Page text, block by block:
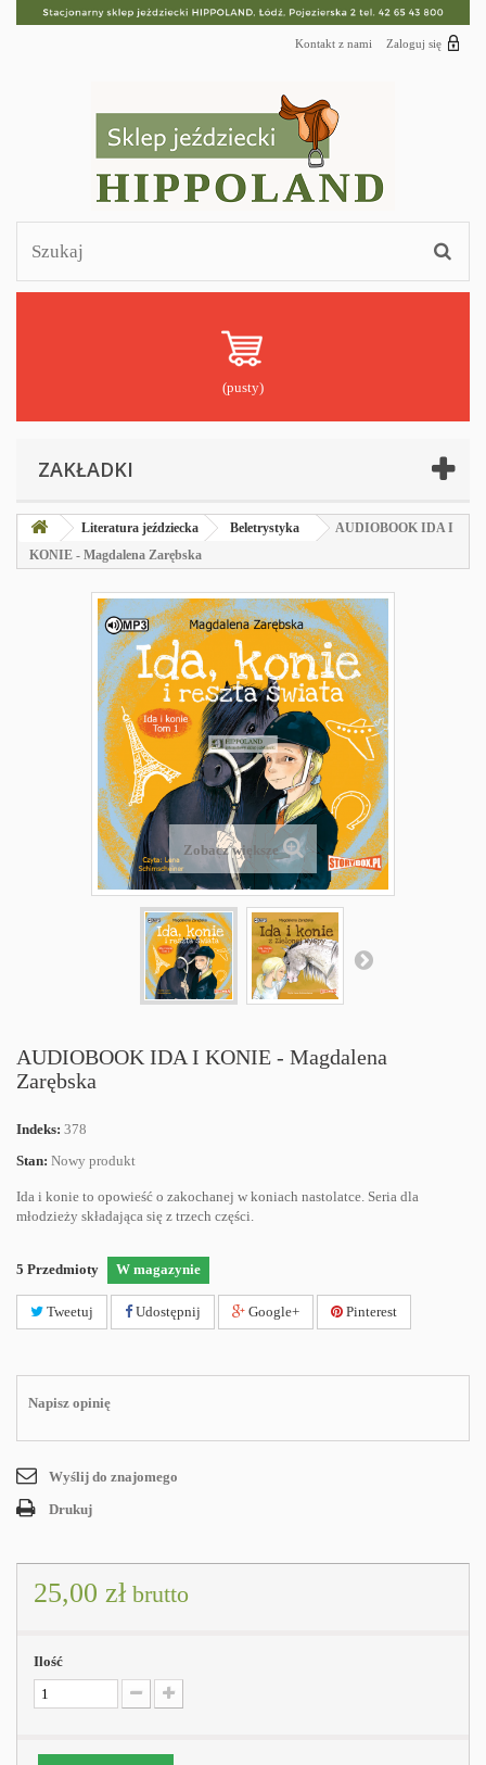
Zaloguj się
Kontakt z nami
(pusty)
ZAKŁADKI
Literatura jeździecka Beletrystyka
AUDIOBOOK IDA I
KONIE - Magdalena Zarębska
Zobacz większe
AUDIOBOOK IDA I KONIE - Magdalena
Zarębska
Indeks: 378
Stan: Nowy produkt
Ida i konie to opowieść o zakochanej w koniach nastolatce. Seria dla
młodzieży składająca się z trzech części.
5 Przedmioty W magazynie
Tweetuj Udostępnij Google+ Pinterest
Napisz opinię
Wyślij do znajomego
Drukuj
25,00 zł brutto
Ilość